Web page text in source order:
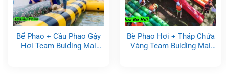
Bể Phao + Cầu Phao Gậy
Hơi Team Buiding Mai
Bè Phao Hơi + Tháp Chứa
Vàng Team Buiding Mai